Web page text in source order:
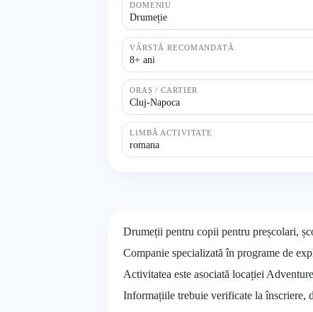
DOMENIU
Drumeție
VÂRSTĂ RECOMANDATĂ
8+ ani
ORAȘ / CARTIER
Cluj-Napoca
LIMBĂ ACTIVITATE
romana
Drumeții pentru copii pentru preșcolari,
Companie specializată în programe de
Activitatea este asociată locației
Informațiile trebuie verificate la înscriere,